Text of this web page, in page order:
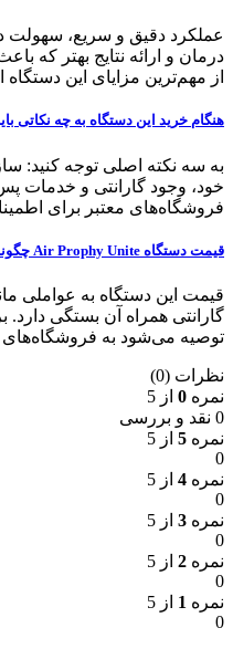
عملکرد دقیق و سریع، سهولت
درمان و ارائه نتایج بهتر که
از مهم‌ترین مزایای این
هنگام خرید این دستگاه به چه نکاتی
به سه نکته اصلی توجه کنید:
خود، وجود گارانتی و خدمات
فروشگاه‌های معتبر برای
قیمت دستگاه Air Prophy Unite چگونه تعیین می‌شود؟
قیمت این دستگاه به عواملی
گارانتی همراه آن بستگی دارد.
توصیه می‌شود به فروشگاه‌های
نظرات (0)
نمره 0 از 5
0 نقد و بررسی
نمره 5 از 5
0
نمره 4 از 5
0
نمره 3 از 5
0
نمره 2 از 5
0
نمره 1 از 5
0